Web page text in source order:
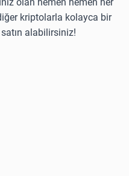
kriptolarla kolayca bir
alabilirsiniz!